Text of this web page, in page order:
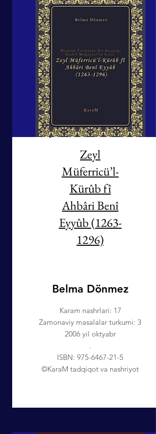
Zeyl
Müferricü’l-
Kürûb fî
Ahbâri Benî
Eyyûb (1263-
1296)
Belma Dönmez
Karam nashrlari: 17
Zamonaviy masalalar turkumi: 3
2006 yil oktyabr
.
ISBN: 975-6467-21-5
©KaraM tadqiqot va nashriyot